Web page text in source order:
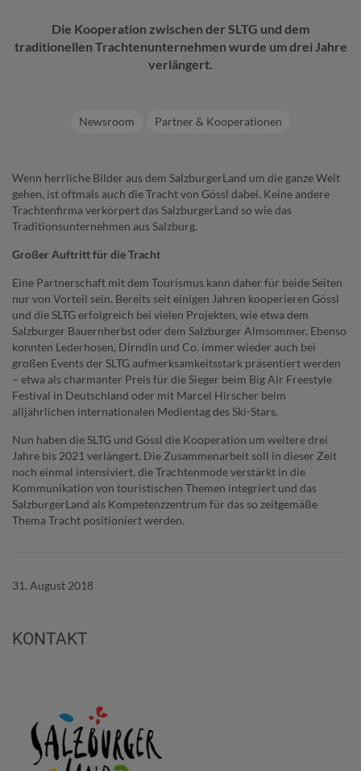
Die Kooperation zwischen der SLTG und dem
traditionellen Trachtenunternehmen wurde um drei Jahre
verlängert.
Newsroom Partner & Kooperationen
Wenn herrliche Bilder aus dem SalzburgerLand um die ganze Welt
gehen, ist oftmals auch die Tracht von Gössl dabei. Keine andere
Trachtenfirma verkörpert das SalzburgerLand so wie das
Traditionsunternehmen aus Salzburg.
Großer Auftritt für die Tracht
Eine Partnerschaft mit dem Tourismus kann daher für beide Seiten
nur von Vorteil sein. Bereits seit einigen Jahren kooperieren Gössl
und die SLTG erfolgreich bei vielen Projekten, wie etwa dem
Salzburger Bauernherbst oder dem Salzburger Almsommer. Ebenso
konnten Lederhosen, Dirndln und Co. immer wieder auch bei
großen Events der SLTG aufmerksamkeitsstark präsentiert werden
– etwa als charmanter Preis für die Sieger beim Big Air Freestyle
Festival in Deutschland oder mit Marcel Hirscher beim
alljährlichen internationalen Medientag des Ski-Stars.
Nun haben die SLTG und Gössl die Kooperation um weitere drei
Jahre bis 2021 verlängert. Die Zusammenarbeit soll in dieser Zeit
noch einmal intensiviert, die Trachtenmode verstärkt in die
Kommunikation von touristischen Themen integriert und das
SalzburgerLand als Kompetenzzentrum für das so zeitgemäße
Thema Tracht positioniert werden.
31. August 2018
KONTAKT